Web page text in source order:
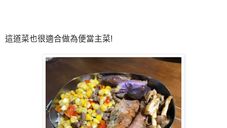
這道菜也很適合做為便當主菜!